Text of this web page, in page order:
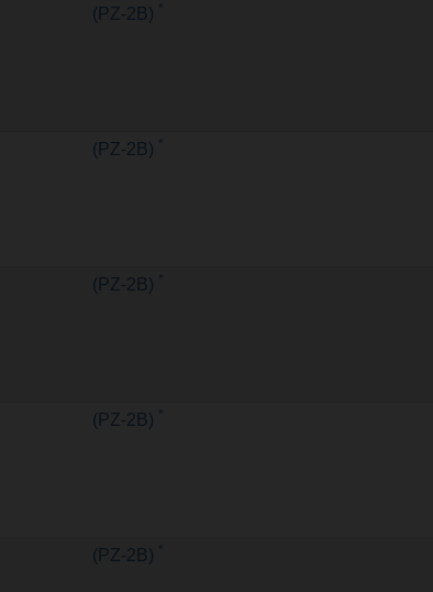
(PZ-2B) *
(PZ-2B) *
(PZ-2B) *
(PZ-2B) *
(PZ-2B) *